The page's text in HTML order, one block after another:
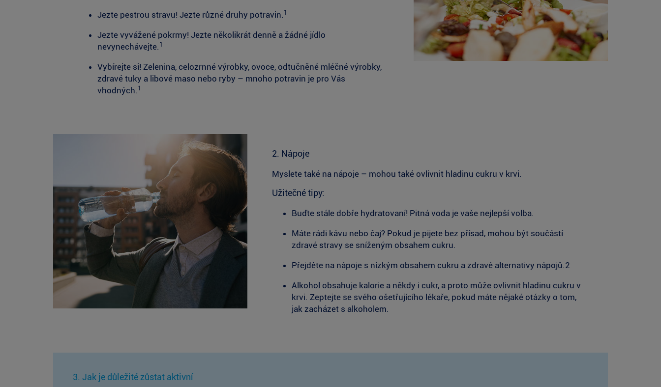
Jezte pestrou stravu! Jezte různé druhy potravin. 1
Jezte vyvážené pokrmy! Jezte několikrát denně a žádné jídlo
nevynechávejte. 1
Vybírejte si! Zelenina, celozrnné výrobky, ovoce, odtučněné mléčné výrobky,
zdravé tuky a libové maso nebo ryby – mnoho potravin je pro Vás
vhodných. 1
2. Nápoje
Myslete také na nápoje – mohou také ovlivnit hladinu cukru v krvi.
Užitečné tipy:
Buďte stále dobře hydratovaní! Pitná voda je vaše nejlepší volba.
Máte rádi kávu nebo čaj? Pokud je pijete bez přísad, mohou být součástí
zdravé stravy se sníženým obsahem cukru.
Přejděte na nápoje s nízkým obsahem cukru a zdravé alternativy nápojů.2
Alkohol obsahuje kalorie a někdy i cukr, a proto může ovlivnit hladinu cukru v
krvi. Zeptejte se svého ošetřujícího lékaře, pokud máte nějaké otázky o tom,
jak zacházet s alkoholem.
3. Jak je důležité zůstat aktivní